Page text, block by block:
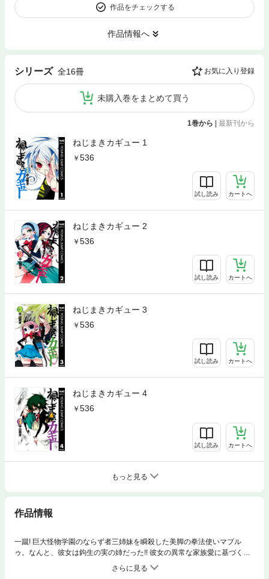
作品をチェックする
作品情報へ
シリーズ 全16冊 お気に入り登録
未購入巻をまとめて買う
1巻から 最新刊から
ねじまきカギュー 1
536
試し読み カートへ
ねじまきカギュー 2
536
試し読み カートへ
ねじまきカギュー 3
536
試し読み カートへ
ねじまきカギュー 4
536
試し読み カートへ
もっと見る
作品情報
一蹴! 巨大怪物学園のならず者三姉妹を瞬殺した美脚の拳法使いマブル
ゥ。なんと、彼女は鉤生の実の姉だった!! 彼女の異常な家族愛に基づく来
日の目的とは!!? そして…生徒の生徒による生徒のための自治組織｢生徒会｣
が登場。学園の蠱毒計画が胎動し始める…。 ｢恋愛｣vs｢家族愛｣vs｢生徒愛｣